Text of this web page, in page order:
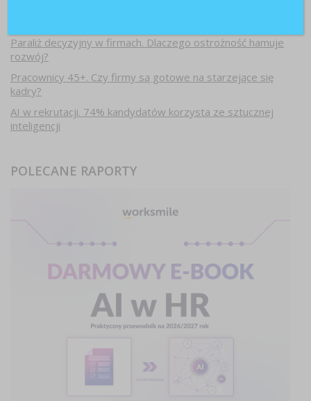
Paraliż decyzyjny w firmach. Dlaczego ostrożność hamuje
rozwój?
Pracownicy 45+. Czy firmy są gotowe na starzejące się
kadry?
AI w rekrutacji. 74% kandydatów korzysta ze sztucznej
inteligencji
POLECANE RAPORTY